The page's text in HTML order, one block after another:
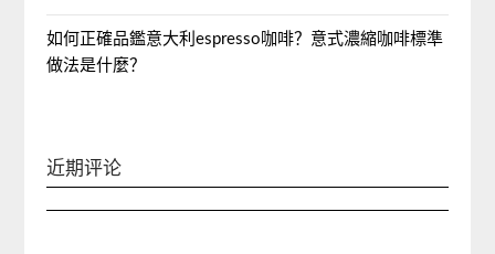
如何正確品鑑意大利espresso咖啡？意式濃縮咖啡標準
做法是什麼？
近期评论